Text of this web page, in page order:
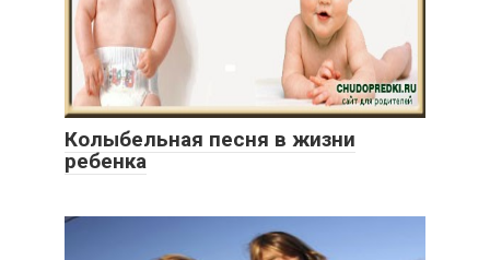
Колыбельная песня в жизни
ребенка